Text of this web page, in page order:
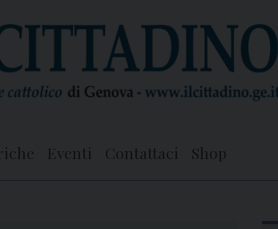
Eventi Contattaci Shop